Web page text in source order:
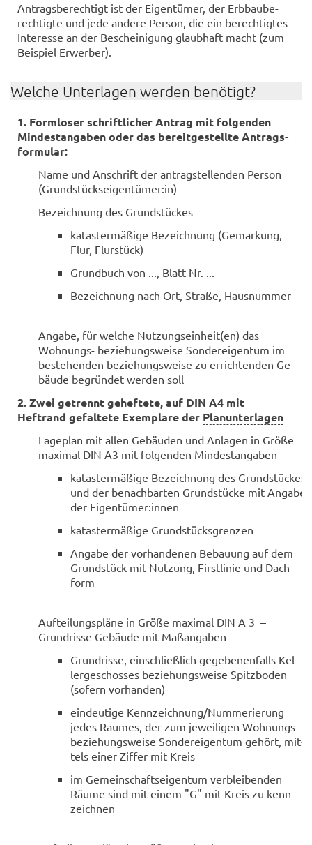
An­trags­be­rech­tigt ist der Ei­gen­tü­mer, der Erb­bau­be­
rech­tig­te und jede an­de­re Per­son, die ein be­rech­tig­tes
In­ter­es­se an der Be­schei­ni­gung glaub­haft macht (zum
Bei­spiel Er­wer­ber).
Wel­che Un­ter­la­gen wer­den be­nö­tigt?
1. Form­lo­ser schrift­li­cher An­trag mit fol­gen­den
Min­dest­an­ga­ben oder das be­reit­ge­stell­te An­trags­
for­mu­lar:
Name und An­schrift der an­trag­stel­len­den Per­son
(Grund­stücks­ei­gen­tü­mer:in)
Be­zeich­nung des Grund­stü­ckes
ka­tas­ter­mä­ßi­ge Be­zeich­nung (Ge­mar­kung,
Flur, Flur­stück)
Grund­buch von ..., Blatt-​Nr. ...
Be­zeich­nung nach Ort, Stra­ße, Haus­num­mer
An­ga­be, für wel­che Nut­zungs­ein­heit(en) das
Wohnungs-​ be­zie­hungs­wei­se Son­der­ei­gen­tum im
be­stehen­den be­zie­hungs­wei­se zu er­rich­ten­den Ge­
bäu­de be­grün­det wer­den soll
2. Zwei ge­trennt ge­hef­te­te, auf DIN A4 mit
Heftrand ge­fal­te­te Ex­em­pla­re der Planunterlagen
La­ge­plan mit allen Ge­bäu­den und An­la­gen in Größe
ma­xi­mal DIN A3 mit fol­gen­den Min­dest­an­ga­ben
ka­tas­ter­mä­ßi­ge Be­zeich­nung des Grund­stü­ckes
und der be­nach­bar­ten Grund­stü­cke mit An­ga­be
der Ei­gen­tü­mer:innen
ka­tas­ter­mä­ßi­ge Grund­stücks­gren­zen
An­ga­be der vor­han­de­nen Be­bau­ung auf dem
Grund­stück mit Nut­zung, First­li­nie und Dach­
form
Auf­tei­lungs­plä­ne in Größe ma­xi­mal DIN A 3 –
Grund­ris­se Ge­bäu­de mit Maß­an­ga­ben
Grund­ris­se, ein­schließ­lich ge­ge­be­nen­falls Kel­
ler­ge­schos­ses be­zie­hungs­wei­se Spitz­bo­den
(so­fern vor­han­den)
ein­deu­ti­ge Kenn­zeich­nung/Num­me­rie­rung
jedes Rau­mes, der zum je­wei­li­gen Wohnungs-​
be­zie­hungs­wei­se Son­der­ei­gen­tum ge­hört, mit­
tels einer Zif­fer mit Kreis
im Ge­mein­schafts­ei­gen­tum ver­blei­ben­den
Räume sind mit einem "G" mit Kreis zu kenn­
zeich­nen